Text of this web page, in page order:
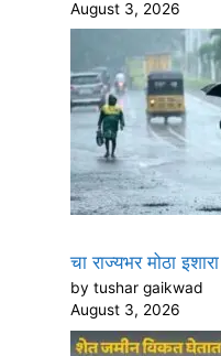
August 3, 2026
चा राज्यभर मोठा इशारा
by tushar gaikwad
August 3, 2026